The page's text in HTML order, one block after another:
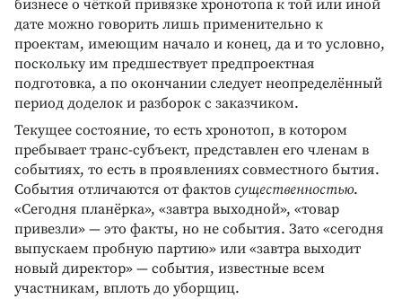
бизнесе о чёткой привязке хронотопа к той или иной
дате можно говорить лишь применительно к
проектам, имеющим начало и конец, да и то условно,
поскольку им предшествует предпроектная
подготовка, а по окончании следует неопределённый
период доделок и разборок с заказчиком.
Текущее состояние, то есть хронотоп, в котором
пребывает транс-субъект, представлен его членам в
событиях, то есть в проявлениях совместного бытия.
События отличаются от фактов существенностью.
«Сегодня планёрка», «завтра выходной», «товар
привезли» — это факты, но не события. Зато «сегодня
выпускаем пробную партию» или «завтра выходит
новый директор» — события, известные всем
участникам, вплоть до уборщиц.